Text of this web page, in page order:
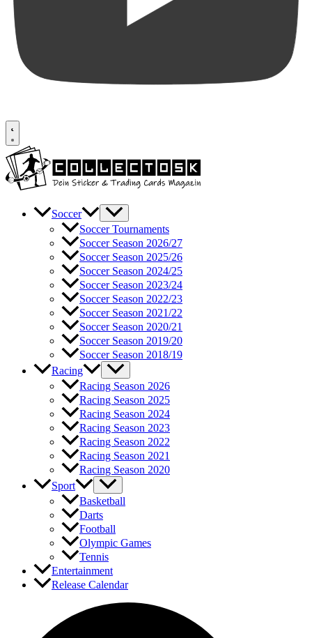
Soccer
Soccer Tournaments
Soccer Season 2026/27
Soccer Season 2025/26
Soccer Season 2024/25
Soccer Season 2023/24
Soccer Season 2022/23
Soccer Season 2021/22
Soccer Season 2020/21
Soccer Season 2019/20
Soccer Season 2018/19
Racing
Racing Season 2026
Racing Season 2025
Racing Season 2024
Racing Season 2023
Racing Season 2022
Racing Season 2021
Racing Season 2020
Sport
Basketball
Darts
Football
Olympic Games
Tennis
Entertainment
Release Calendar